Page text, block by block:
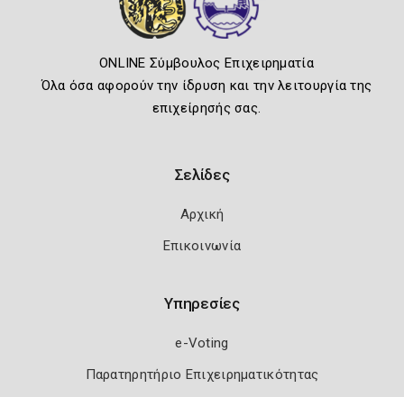
ONLINE Σύμβουλος Επιχειρηματία
Όλα όσα αφορούν την ίδρυση και την λειτουργία της
επιχείρησής σας.
Σελίδες
Αρχική
Επικοινωνία
Υπηρεσίες
e-Voting
Παρατηρητήριο Επιχειρηματικότητας